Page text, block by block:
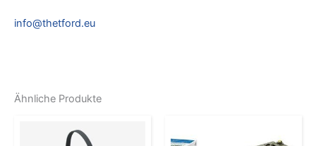
info@thetford.eu
Ähnliche Produkte